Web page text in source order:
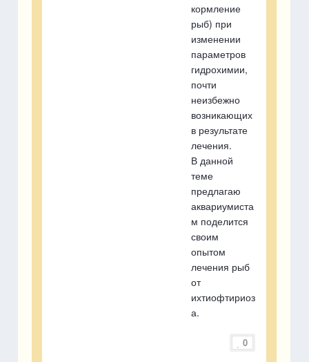
кормление
рыб) при
изменении
параметров
гидрохимии,
почти
неизбежно
возникающих
в результате
лечения.
В данной
теме
предлагаю
аквариумиста
м поделится
своим
опытом
лечения рыб
от
ихтиофтириоз
а.
0